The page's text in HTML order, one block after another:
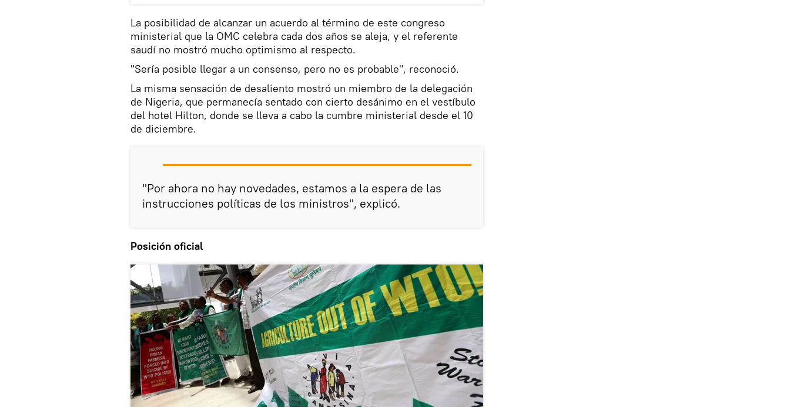
La posibilidad de alcanzar un acuerdo al término de este congreso
ministerial que la OMC celebra cada dos años se aleja, y el referente
saudí no mostró mucho optimismo al respecto.
"Sería posible llegar a un consenso, pero no es probable", reconoció.
La misma sensación de desaliento mostró un miembro de la delegación
de Nigeria, que permanecía sentado con cierto desánimo en el vestíbulo
del hotel Hilton, donde se lleva a cabo la cumbre ministerial desde el 10
de diciembre.
"Por ahora no hay novedades, estamos a la espera de las
instrucciones políticas de los ministros", explicó.
Posición oficial